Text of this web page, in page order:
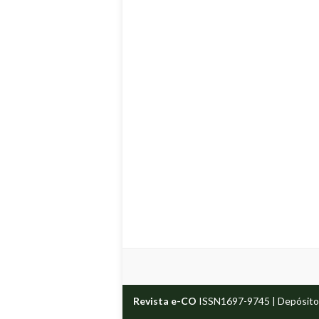
Revista e-CO ISSN1697-9745 |